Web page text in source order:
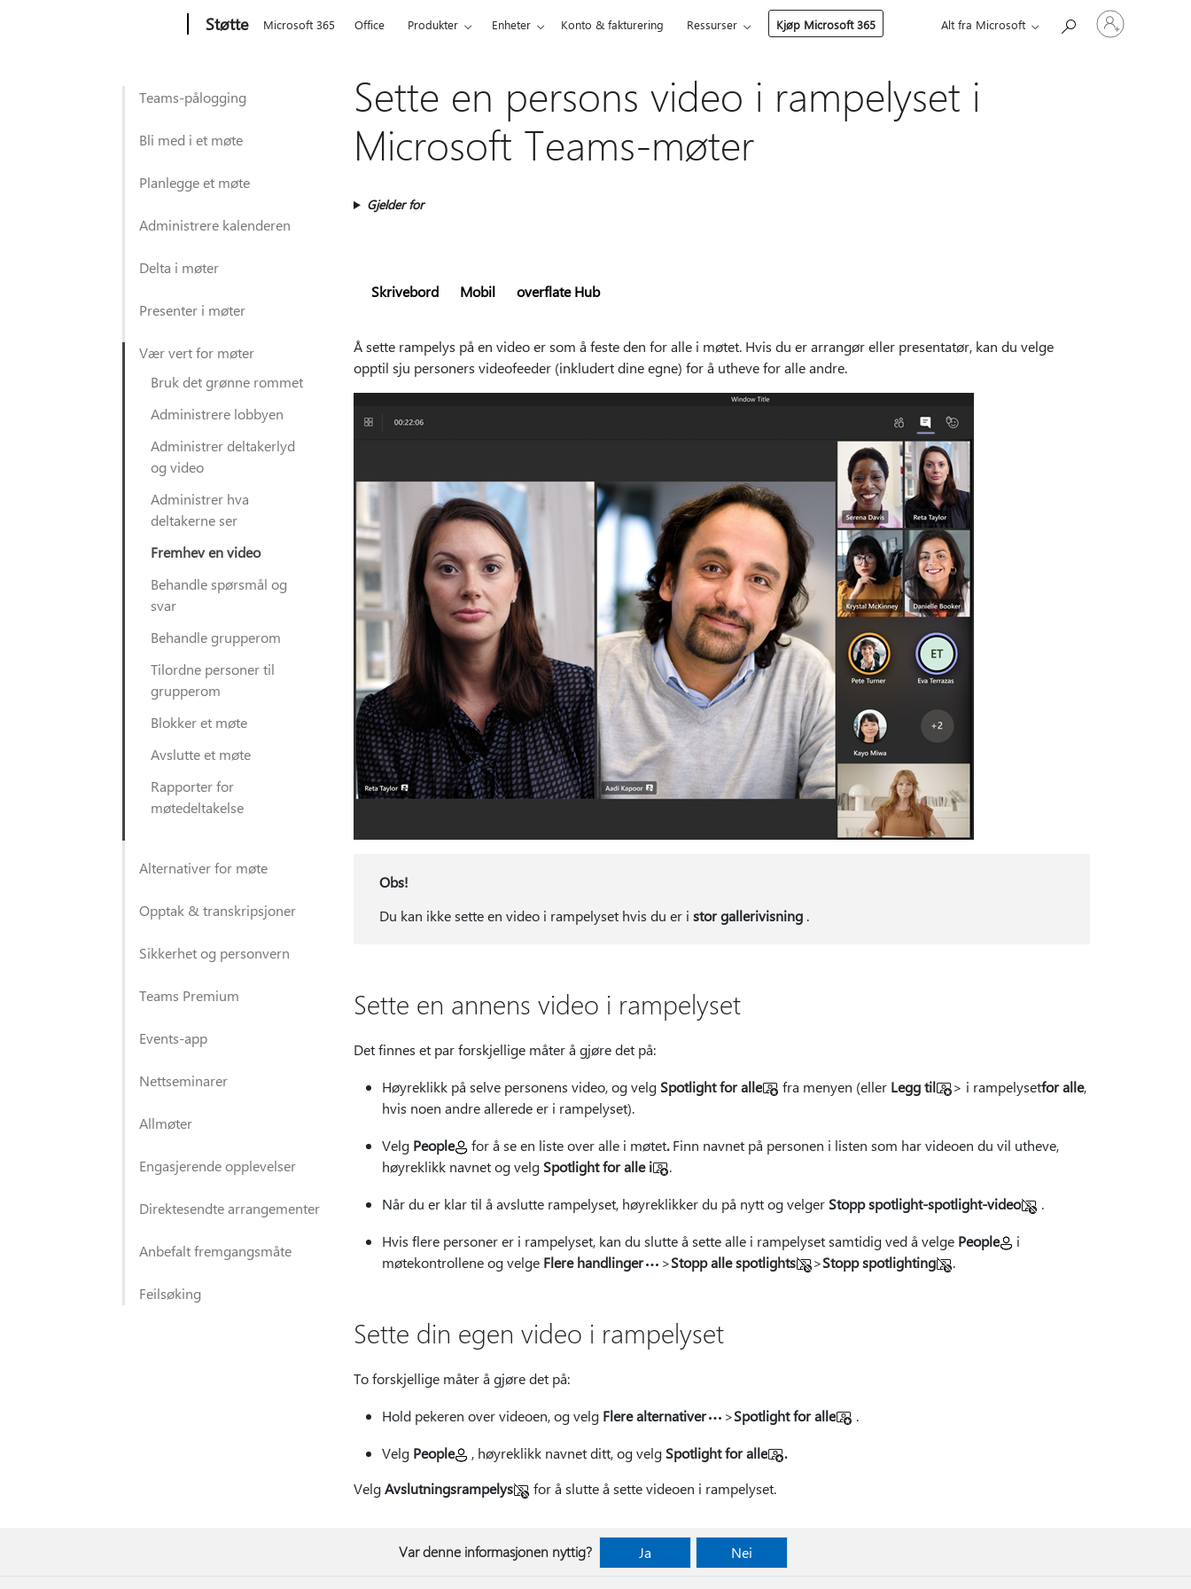
Støtte Microsoft 365 Office Produkter Enheter Konto & fakturering Ressurser Kjøp Microsoft 365 Alt fra Microsoft
Logg
på
kontoen
Teams-pålogging
Bli med i et møte
Planlegge et møte
Administrere kalenderen
Delta i møter
Presenter i møter
Vær vert for møter
Bruk det grønne rommet
Administrere lobbyen
Administrer deltakerlyd
og video
Administrer hva
deltakerne ser
Fremhev en video
Behandle spørsmål og
svar
Behandle grupperom
Tilordne personer til
grupperom
Blokker et møte
Avslutte et møte
Rapporter for
møtedeltakelse
Alternativer for møte
Opptak & transkripsjoner
Sikkerhet og personvern
Teams Premium
Events-app
Nettseminarer
Allmøter
Engasjerende opplevelser
Direktesendte arrangementer
Anbefalt fremgangsmåte
Feilsøking
Sette en persons video i rampelyset i
Microsoft Teams-møter
Gjelder for
Skrivebord Mobil overflate Hub
Å sette rampelys på en video er som å feste den for alle i møtet. Hvis du er arrangør eller presentatør, kan du velge
opptil sju personers videofeeder (inkludert dine egne) for å utheve for alle andre.
Obs!
Du kan ikke sette en video i rampelyset hvis du er istor gallerivisning .
Sette en annens video i rampelyset
Det finnes et par forskjellige måter å gjøre det på:
Høyreklikk på selve personens video, og velg Spotlight for alle fra menyen (eller Legg til > i rampelysetfor alle,
hvis noen andre allerede er i rampelyset).
Velg People for å se en liste over alle i møtet.Finn navnet på personen i listen som har videoen du vil utheve,
høyreklikk navnet og velg Spotlight for alle i
.
Når du er klar til å avslutte rampelyset, høyreklikker du på nytt og velger Stopp spotlight-spotlight-video
.
Hvis flere personer er i rampelyset, kan du slutte å sette alle i rampelyset samtidig ved å velge People
i
møtekontrollene og velge Flere handlinger >Stopp alle spotlights >Stopp spotlighting .
Sette din egen video i rampelyset
To forskjellige måter å gjøre det på:
Hold pekeren over videoen, og velg Flere alternativer >Spotlight for alle
.
Velg People , høyreklikk navnet ditt, og velg Spotlight for alle
.
VelgAvslutningsrampelys for å slutte å sette videoen i rampelyset.
Var denne informasjonen nyttig? Ja Nei